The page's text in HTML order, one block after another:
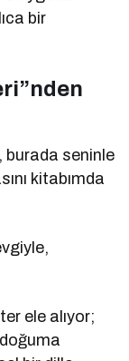
bir
burada seninle
kitabımda
ele alıyor;